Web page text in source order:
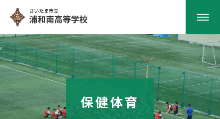
HOME
学校紹介
南高の教育
保健体育